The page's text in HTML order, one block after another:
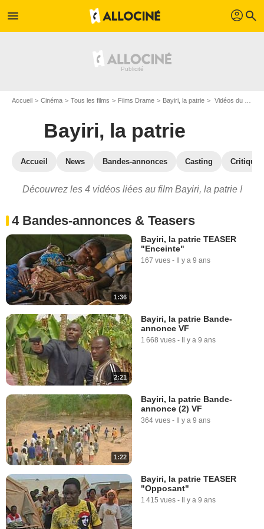
menu profil search
Accueil Cinéma Tous les films Films Drame Bayiri, la patrie Vidéos du film Bayiri, la patrie
Bayiri, la patrie
Accueil News Bandes-annonces Casting
Découvrez les 4 vidéos liées au film Bayiri, la patrie !
4 Bandes-annonces & Teasers
1:36
Bayiri, la patrie TEASER
"Enceinte"
167 vues - Il y a 9 ans
2:21
Bayiri, la patrie Bande-
annonce VF
1 668 vues - Il y a 9 ans
1:22
Bayiri, la patrie Bande-
annonce (2) VF
364 vues - Il y a 9 ans
Bayiri, la patrie TEASER
"Opposant"
1 415 vues - Il y a 9 ans